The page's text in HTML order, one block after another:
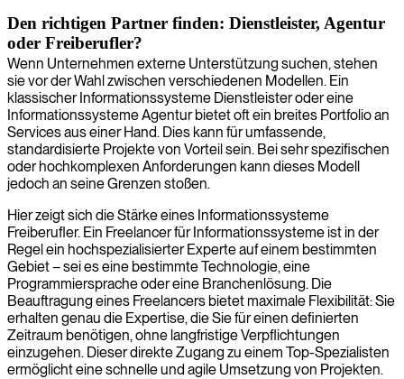
Den richtigen Partner finden: Dienstleister, Agentur
oder Freiberufler?
Wenn Unternehmen externe Unterstützung suchen, stehen
sie vor der Wahl zwischen verschiedenen Modellen. Ein
klassischer Informationssysteme Dienstleister oder eine
Informationssysteme Agentur bietet oft ein breites Portfolio an
Services aus einer Hand. Dies kann für umfassende,
standardisierte Projekte von Vorteil sein. Bei sehr spezifischen
oder hochkomplexen Anforderungen kann dieses Modell
jedoch an seine Grenzen stoßen.
Hier zeigt sich die Stärke eines Informationssysteme
Freiberufler. Ein Freelancer für Informationssysteme ist in der
Regel ein hochspezialisierter Experte auf einem bestimmten
Gebiet – sei es eine bestimmte Technologie, eine
Programmiersprache oder eine Branchenlösung. Die
Beauftragung eines Freelancers bietet maximale Flexibilität: Sie
erhalten genau die Expertise, die Sie für einen definierten
Zeitraum benötigen, ohne langfristige Verpflichtungen
einzugehen. Dieser direkte Zugang zu einem Top-Spezialisten
ermöglicht eine schnelle und agile Umsetzung von Projekten.